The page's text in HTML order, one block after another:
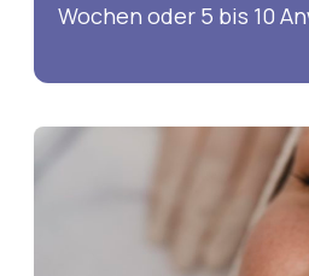
Wochen oder 5 bis 10